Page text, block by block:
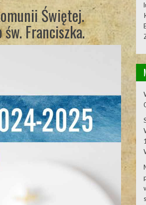
Świętej.
Franciszka.